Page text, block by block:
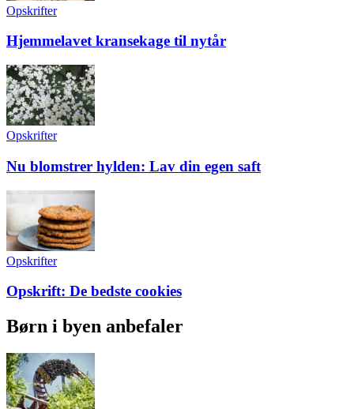
Opskrifter
Hjemmelavet kransekage til nytår
Opskrifter
Nu blomstrer hylden: Lav din egen saft
Opskrifter
Opskrift: De bedste cookies
Børn i byen anbefaler